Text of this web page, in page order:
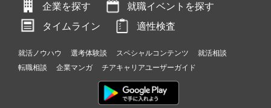
企業を探す
就職イベントを探す
タイムライン
適性検査
就活ノウハウ 選考体験談 スペシャルコンテンツ
就活相談
転職相談
企業マンガ チアキャリアユーザーガイド